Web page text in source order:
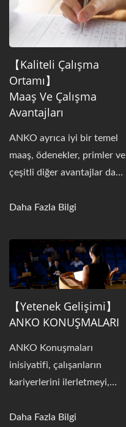
【Kaliteli Çalışma
Ortamı】
Maaş Ve Çalışma
Avantajları
ANKO ayrıca iyi bir temel
maaş, ödenekler, primler ve
çeşitli diğer avantajlar da
bir ücret ve yan haklar
Daha Fazla Bilgi
【Yetenek Gelişimi】
ANKO KONUŞMALARI
ANKO Konuşmaları
inisiyatifi, çalışanların
kariyerlerini ilerletmeyi,
geliştirmeleri için bir
Daha Fazla Bilgi